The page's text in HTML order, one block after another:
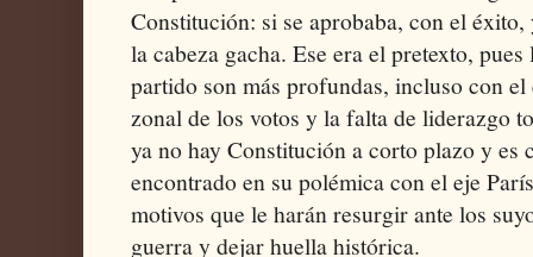
Constitución: si se aprobaba, con el
la cabeza gacha. Ese era el pretexto,
partido son más profundas, incluso con
zonal de los votos y la falta de liderazgo
ya no hay Constitución a corto plazo y es
encontrado en su polémica con el eje
motivos que le harán resurgir ante los
guerra y dejar huella histórica.